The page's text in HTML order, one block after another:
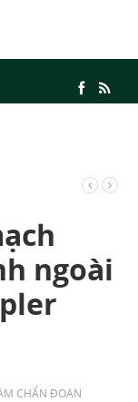
ngoài
CHẨN ĐOÁN